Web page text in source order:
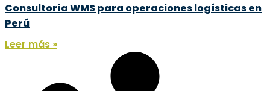
Consultoría WMS para operaciones logísticas en
Perú
Leer más »